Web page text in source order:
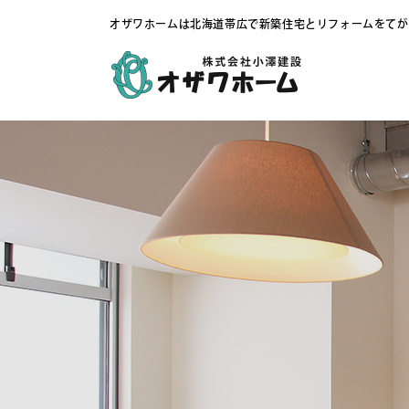
オザワホームは北海道帯広で新築住宅とリフォームをて